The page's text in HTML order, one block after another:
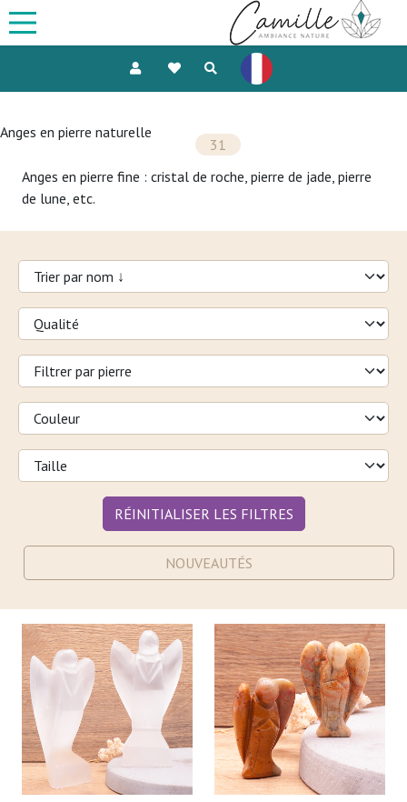
Anges en pierre naturelle
31
Anges en pierre fine : cristal de roche, pierre de jade, pierre
de lune, etc.
RÉINITIALISER LES FILTRES
NOUVEAUTÉS